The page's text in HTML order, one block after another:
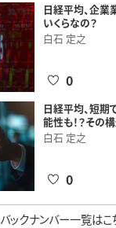
日経平均、企業
いくらなの？
白石 定之
0
日経平均、短
能性も！？その
白石 定之
0
バックナンバー一覧はこ